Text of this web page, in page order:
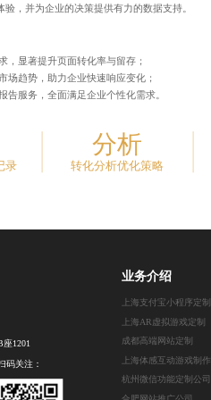
验，并为企业的决策提供有力的数据支持。
，显著提升页面转化率与留存；
场趋势，助力企业快速响应变化；
告服务，全面满足企业个性化需求。
录
分析
转化分析优化策略
1201
码关注：
业务介绍
上海支付宝小程序定制
上海AR虚拟游戏定制
成都高端网站定制
上海体感互动游戏制作
杭州微信功能定制公司